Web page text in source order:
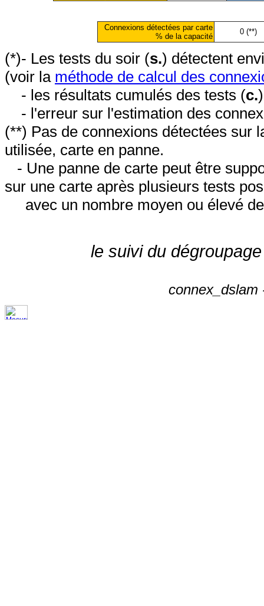
Connexions détectées par carte
% de la capacité
0 (**)
(*)- Les tests du soir (s.) détectent
(voir la méthode de calcul des
- les résultats cumulés des tests (c.
- l'erreur sur l'estimation des
(**) Pas de connexions détectées sur
utilisée, carte en panne.
- Une panne de carte peut être
sur une carte après plusieurs tests
avec un nombre moyen ou élevé
le suivi du
connex_dslam